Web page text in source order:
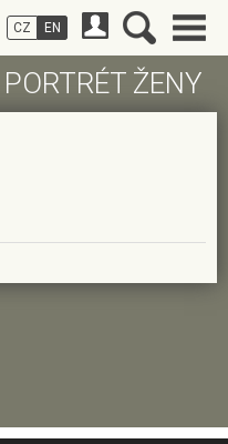
ŽENY
CZ EN